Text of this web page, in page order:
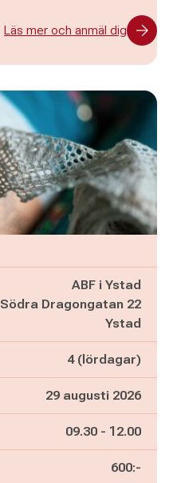
Läs mer och anmäl dig
ABF i Ystad
Södra Dragongatan 22
Ystad
4 (lördagar)
29 augusti 2026
Pågår mellan
09.30 - och
12.00
600:-